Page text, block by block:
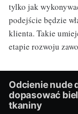
tylko jak
podejście będzie
klienta. Takie
etapie rozwoju
Odcienie nude
dopasować
tkaniny